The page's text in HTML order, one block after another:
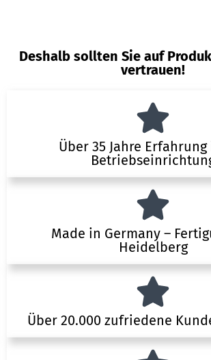
Deshalb sollten Sie auf
vertrauen!
Über 35 Jahre
Made in Germany –
Heidelberg
Über 20.000 zufriedene